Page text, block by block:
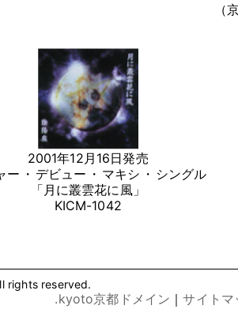
（
2001年12月16日発売
ー ・ デビュー ・ マキシ ・ シングル
「月に叢雲花に風」
KICM-1042
rights reserved.
.kyoto京都ドメイン ｜サイトマ